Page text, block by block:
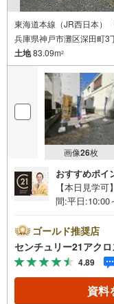
東海道本線（JR西日本）
兵庫県神戸市灘区深田町3
土地83.09m2
画像26枚
おすすめポイ
【本日見学
間:平日
甲道」駅徒歩
施設がござい
店・ハウスメ
アクロスグル
で28年連続
宮・尼崎・
ゴールド推奨店
センチュリー21アク
4.89
資料